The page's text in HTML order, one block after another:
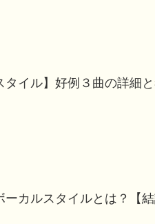
タイル】好例３曲の詳細
カルスタイルとは？【結